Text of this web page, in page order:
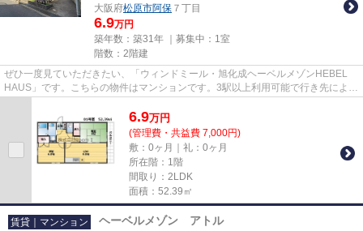
大阪府松原市阿保 ７丁目
6.9万円
築年数：築31年 ｜募集中： 1室
階数：2階建
ぜひ一度見ていただきたい、「ウィンドミール・旭化成ヘーベルメゾンHEBEL
HAUS」です。こちらの物件はマンションです。3駅以上利用可能で行き先によっ
6.9万円
(管理費・共益費 7,000円)
敷：0ヶ月｜礼：0ヶ月
所在階：1階
間取り：2LDK
面積：52.39㎡
賃貸｜マンション ヘーベルメゾン アトル